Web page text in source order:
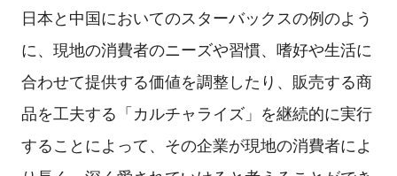
日本と中国においてのスターバックスの例のよう
に、現地の消費者のニーズや習慣、嗜好や生活に
合わせて提供する価値を調整したり、販売する商
品を工夫する「カルチャライズ」を継続的に実行
することによって、その企業が現地の消費者によ